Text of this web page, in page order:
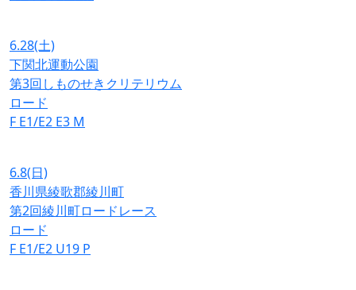
6.28(土)
下関北運動公園
第3回しものせきクリテリウム
ロード
F E1/E2 E3 M
6.8(日)
香川県綾歌郡綾川町
第2回綾川町ロードレース
ロード
F E1/E2 U19 P